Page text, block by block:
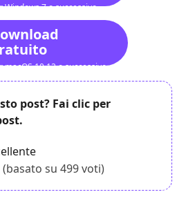
Windows 7 o successivo
macOS 10.12 o successivo
post? Fai clic per
su 499voti)